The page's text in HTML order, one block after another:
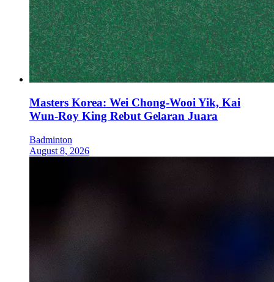
Masters Korea: Wei Chong-Wooi Yik, Kai
Wun-Roy King Rebut Gelaran Juara
Badminton
August 8, 2026